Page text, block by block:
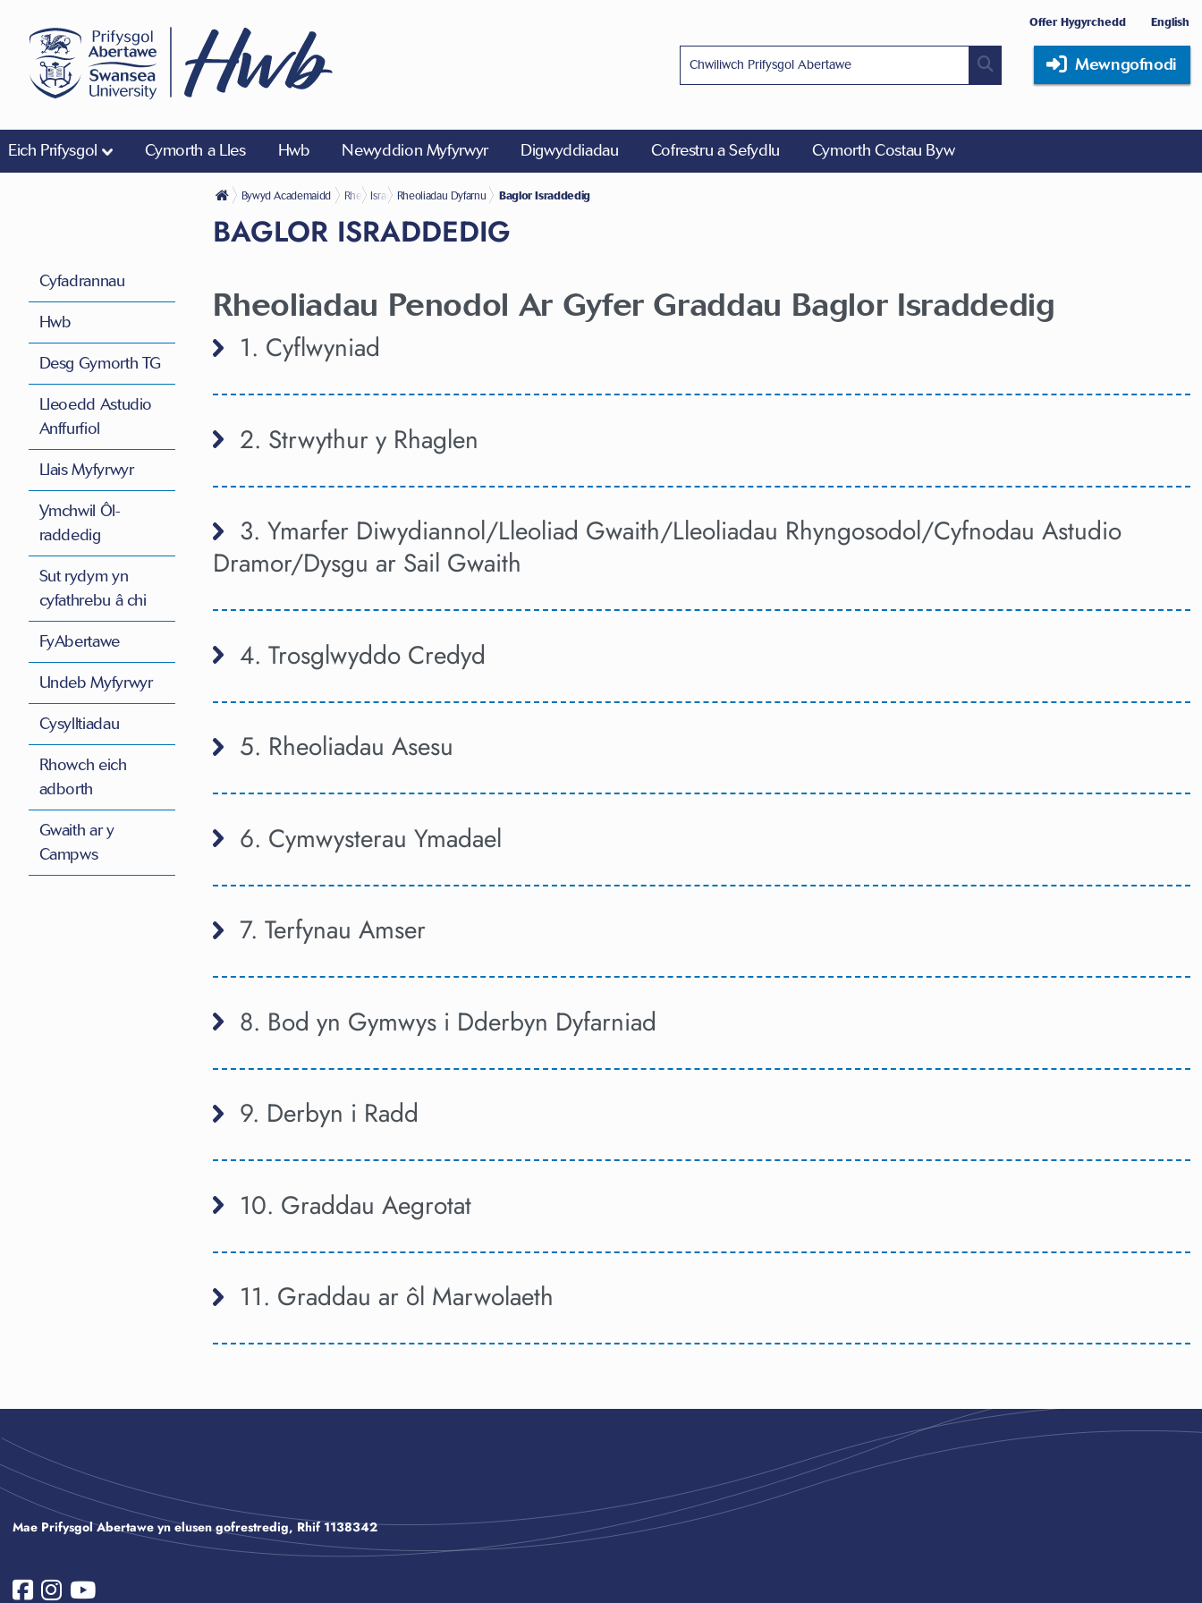
Offer Hygyrchedd English
Mewngofnodi
Eich Prifysgol Cymorth a Lles Hwb Newyddion Myfyrwyr Digwyddiadau Cofrestru a Sefydlu Cymorth Costau Byw
Bywyd Academaidd Rheoliadau Academaidd
IsraddedigRheoliadau Dyfarnu Baglor Israddedig
BAGLOR ISRADDEDIG
Rheoliadau Penodol Ar Gyfer Graddau Baglor Israddedig
1. Cyflwyniad
2. Strwythur y Rhaglen
3. Ymarfer Diwydiannol/Lleoliad Gwaith/Lleoliadau Rhyngosodol/Cyfnodau Astudio
Dramor/Dysgu ar Sail Gwaith
4. Trosglwyddo Credyd
5. Rheoliadau Asesu
6. Cymwysterau Ymadael
7. Terfynau Amser
8. Bod yn Gymwys i Dderbyn Dyfarniad
9. Derbyn i Radd
10. Graddau Aegrotat
11. Graddau ar ôl Marwolaeth
Cyfadrannau
Hwb
Desg Gymorth TG
Lleoedd Astudio
Anffurfiol
Llais Myfyrwyr
Ymchwil Ôl-
raddedig
Sut rydym yn
cyfathrebu â chi
FyAbertawe
Undeb Myfyrwyr
Cysylltiadau
Rhowch eich
adborth
Gwaith ar y
Campws
Mae Prifysgol Abertawe yn elusen gofrestredig, Rhif 1138342